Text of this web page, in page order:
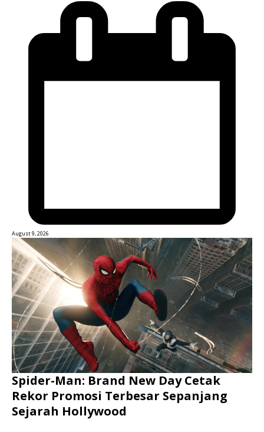
August 9, 2026
Spider-Man: Brand New Day Cetak
Rekor Promosi Terbesar Sepanjang
Sejarah Hollywood